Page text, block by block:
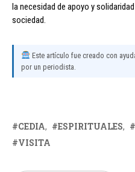
la necesidad de apoyo y
sociedad.
Este artículo fue creado con
por un periodista.
CEDIA ESPIRITUALES
VISITA